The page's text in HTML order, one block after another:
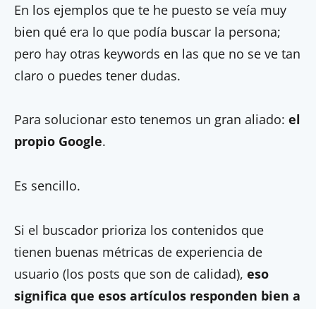
En los ejemplos que te he puesto se veía muy
bien qué era lo que podía buscar la persona;
pero hay otras keywords en las que no se ve tan
claro o puedes tener dudas.
Para solucionar esto tenemos un gran aliado: el
propio Google.
Es sencillo.
Si el buscador prioriza los contenidos que
tienen buenas métricas de experiencia de
usuario (los posts que son de calidad), eso
significa que esos artículos responden bien a